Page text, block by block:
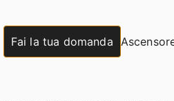
Fai la tua domanda